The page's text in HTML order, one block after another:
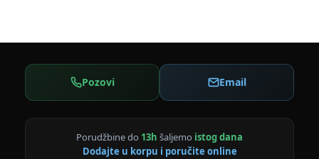
Pozovi Email
Porudžbine do 13h šaljemo istog dana
Dodajte u korpu i poručite online